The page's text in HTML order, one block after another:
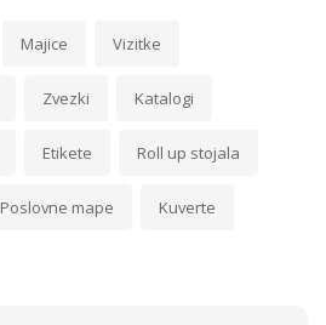
Majice Vizitke
Zvezki Katalogi
Etikete Roll up stojala
Poslovne mape Kuverte